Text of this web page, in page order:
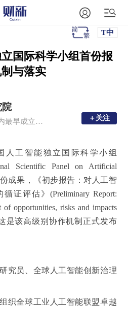
T中
国际科学小组首份报
与落实
院
改革开放以来国内最早成立的高校智库之一，也是 “中国十大影响力智库” ＋关注
＋关注
人工智能独立国际科学小组
Scientific Panel on Artificial
成果，《初步报告：对人工智
证评估》(Preliminary Report:
of opportunities, risks and impacts
是该高级别协作机制正式发布
究员、全球人工智能创新治理
织全球工业人工智能联盟卓越